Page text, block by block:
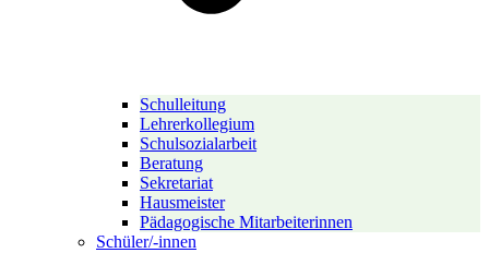
Schulleitung
Lehrerkollegium
Schulsozialarbeit
Beratung
Sekretariat
Hausmeister
Pädagogische Mitarbeiterinnen
Schüler/-innen